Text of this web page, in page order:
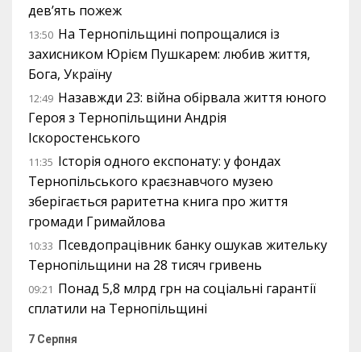
дев’ять пожеж
13:50 На Тернопільщині попрощалися із
захисником Юрієм Пушкарем: любив життя,
Бога, Україну
12:49 Назавжди 23: війна обірвала життя юного
Героя з Тернопільщини Андрія
Іскоростенського
11:35 Історія одного експонату: у фондах
Тернопільського краєзнавчого музею
зберігається раритетна книга про життя
громади Гримайлова
10:33 Псевдопрацівник банку ошукав жительку
Тернопільщини на 28 тисяч гривень
09:21 Понад 5,8 млрд грн на соціальні гарантії
сплатили на Тернопільщині
7 Серпня